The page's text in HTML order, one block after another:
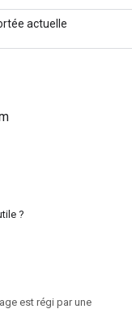
actuelle
?
est régi par une